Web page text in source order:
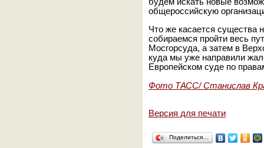
общероссийскую
Что же касается существа
собираемся пройти весь
Мосгорсуда, а затем в
куда мы уже направили
Европейском суде по
Фото ТАСС/ Станислав
Версия для печати
Поделиться…